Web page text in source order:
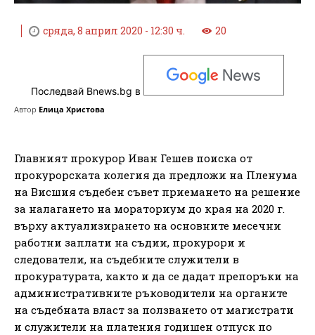
сряда, 8 април 2020 - 12:30 ч. 20
Последвай Bnews.bg в
Автор Елица Христова
Главният прокурор Иван Гешев поиска от
прокурорската колегия да предложи на Пленума
на Висшия съдебен съвет приемането на решение
за налагането на мораториум до края на 2020 г.
върху актуализирането на основните месечни
работни заплати на съдии, прокурори и
следователи, на съдебните служители в
прокуратурата, както и да се дадат препоръки на
административните ръководители на органите
на съдебната власт за ползването от магистрати
и служители на платения годишен отпуск по